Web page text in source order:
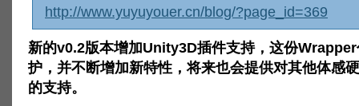
http://www.yuyuyouer.cn/blog/?page_id=369
新的v0.2版本增加Unity3D插件支持，这份
护，并不断增加新特性，将来也会提供对其他体感
的支持。